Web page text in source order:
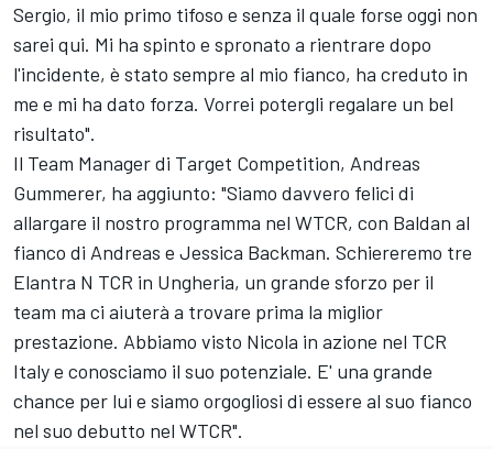
Sergio, il mio primo tifoso e senza il quale forse oggi non
sarei qui. Mi ha spinto e spronato a rientrare dopo
l'incidente, è stato sempre al mio fianco, ha creduto in
me e mi ha dato forza. Vorrei potergli regalare un bel
risultato".
Il Team Manager di Target Competition, Andreas
Gummerer, ha aggiunto: "Siamo davvero felici di
allargare il nostro programma nel WTCR, con Baldan al
fianco di Andreas e Jessica Backman. Schiereremo tre
Elantra N TCR in Ungheria, un grande sforzo per il
team ma ci aiuterà a trovare prima la miglior
prestazione. Abbiamo visto Nicola in azione nel TCR
Italy e conosciamo il suo potenziale. E' una grande
chance per lui e siamo orgogliosi di essere al suo fianco
nel suo debutto nel WTCR".